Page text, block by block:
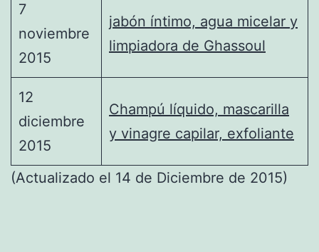
7
noviembre
2015
jabón íntimo, agua micelar y
limpiadora de Ghassoul
12
diciembre
2015
Champú líquido, mascarilla
y vinagre capilar, exfoliante
(Actualizado el 14 de Diciembre de 2015)